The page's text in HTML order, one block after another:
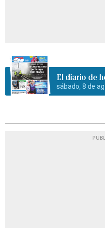
El diario de
sábado, 8 de